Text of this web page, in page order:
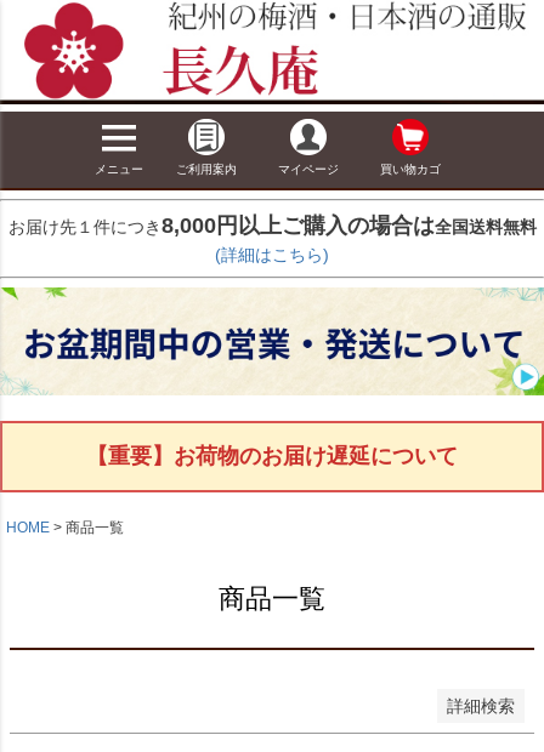
メニュー ご利用案内 マイページ 買い物カゴ
お届け先１件につき8,000円以上ご購入の場合は全国送料無料
(詳細はこちら)
【重要】お荷物のお届け遅延について
HOME 商品一覧
商品一覧
詳細検索
キーワード
〜
在庫なし商品を表示しない
商品番号/JANコード
並び順
新着順
価格が高い順
キーワードヒット順
検索